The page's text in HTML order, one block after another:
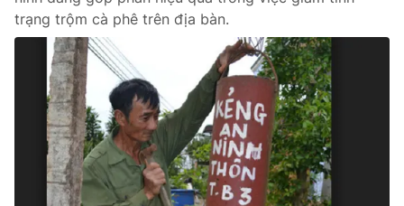
trạng trộm cà phê trên địa bàn.